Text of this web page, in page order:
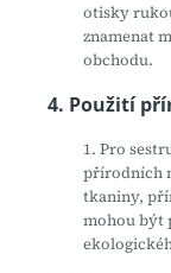
otisky
znamenat
obchodu.
4. Použití
1. Pro
přírodních
tkaniny,
mohou být